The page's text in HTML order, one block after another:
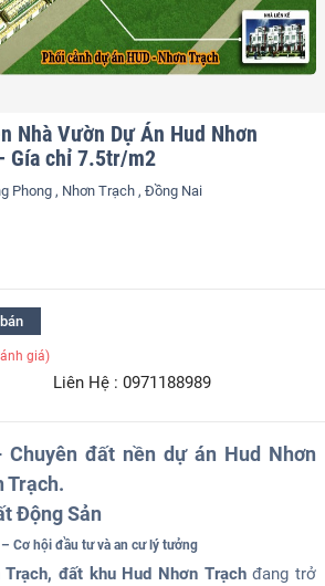
Nhà Vườn Dự Án Hud Nhơn
Gía chỉ 7.5tr/m2
Phong , Nhơn Trạch , Đồng Nai
giá)
Liên Hệ : 0971188989
Chuyên đất nền dự án Hud Nhơn
Trạch.
Động Sản
Cơ hội đầu tư và an cư lý tưởng
đất khu Hud Nhơn Trạchđang trở